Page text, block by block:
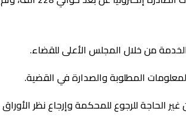
من خلال المجلس الأعلى للقضاء.
المطلوبة والصدارة في القضية.
الحاجة للرجوع للمحكمة وإرجاع نظر الأوراق